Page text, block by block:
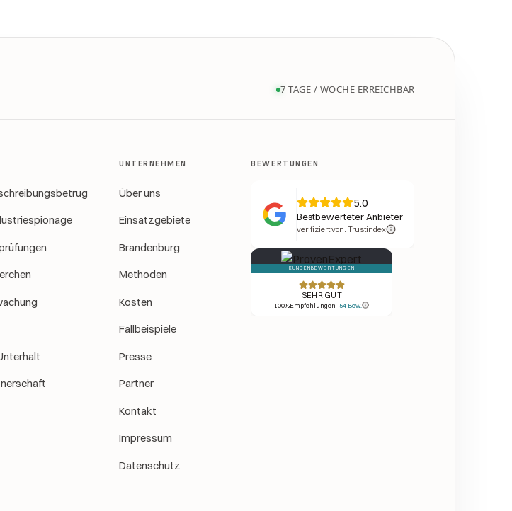
7 TAGE / WOCHE ERREICHBAR
UNTERNEHMEN
Über uns
Einsatzgebiete
Brandenburg
Methoden
Kosten
Fallbeispiele
Presse
Partner
Kontakt
Impressum
Datenschutz
BEWERTUNGEN
5.0
Bestbewerteter Anbieter
verifiziert von: Trustindex
KUNDENBEWERTUNGEN
SEHR GUT
100%Empfehlungen · 54 Bew.